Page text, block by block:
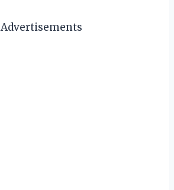
Advertisements